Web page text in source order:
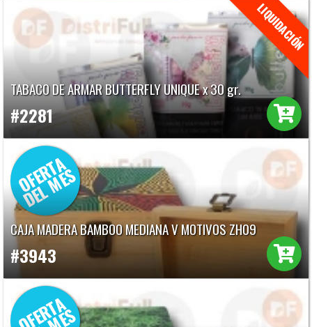
TABACO DE ARMAR BUTTERFLY UNIQUE x 30 gr.
#2281
CAJA MADERA BAMBOO MEDIANA V MOTIVOS ZH09
#3943